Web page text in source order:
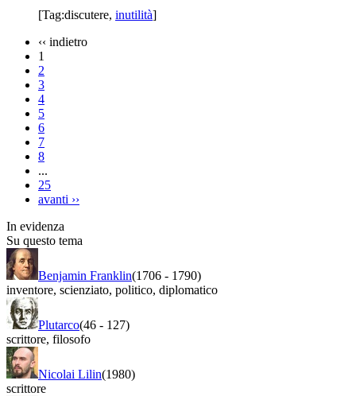
[Tag:discutere, inutilità]
‹‹ indietro
1
2
3
4
5
6
7
8
...
25
avanti ››
In evidenza
Su questo tema
Benjamin Franklin(1706 - 1790)
inventore, scienziato, politico, diplomatico
Plutarco(46 - 127)
scrittore, filosofo
Nicolai Lilin(1980)
scrittore